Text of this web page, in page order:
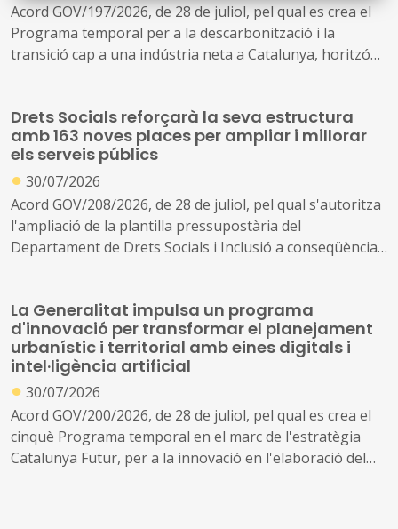
Acord GOV/197/2026, de 28 de juliol, pel qual es crea el
Programa temporal per a la descarbonització i la
transició cap a una indústria neta a Catalunya, horitzó
Drets Socials reforçarà la seva estructura
amb 163 noves places per ampliar i millorar
els serveis públics
● 30/07/2026
Acord GOV/208/2026, de 28 de juliol, pel qual s'autoritza
l'ampliació de la plantilla pressupostària del
Departament de Drets Socials i Inclusió a conseqüència
La Generalitat impulsa un programa
d'innovació per transformar el planejament
urbanístic i territorial amb eines digitals i
intel·ligència artificial
● 30/07/2026
Acord GOV/200/2026, de 28 de juliol, pel qual es crea el
cinquè Programa temporal en el marc de l'estratègia
Catalunya Futur, per a la innovació en l'elaboració del